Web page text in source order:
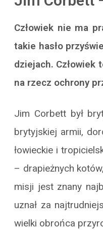
Człowiek nie ma
takie hasło
dziejach. Człowiek
na rzecz ochrony
Jim Corbett był
brytyjskiej armii,
łowieckie i
– drapieżnych
misji jest znany
uznał za
wielki obrońca